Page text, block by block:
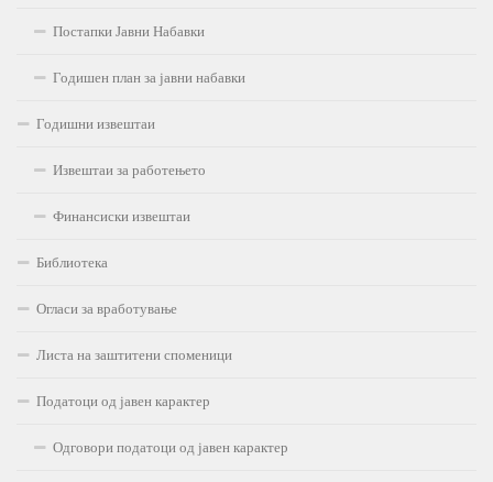
Постапки Јавни Набавки
Годишен план за јавни набавки
Годишни извештаи
Извештаи за работењето
Финансиски извештаи
Библиотека
Огласи за вработување
Листа на заштитени споменици
Податоци од јавен карактер
Одговори податоци од јавен карактер